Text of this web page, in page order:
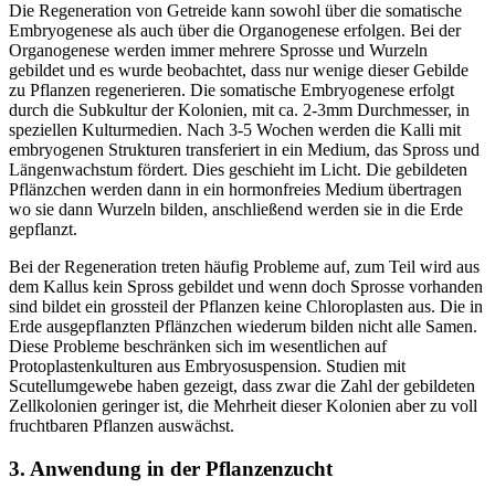
Die Regeneration von Getreide kann sowohl über die somatische
Embryogenese als auch über die Organogenese erfolgen. Bei der
Organogenese werden immer mehrere Sprosse und Wurzeln
gebildet und es wurde beobachtet, dass nur wenige dieser Gebilde
zu Pflanzen regenerieren. Die somatische Embryogenese erfolgt
durch die Subkultur der Kolonien, mit ca. 2-3mm Durchmesser, in
speziellen Kulturmedien. Nach 3-5 Wochen werden die Kalli mit
embryogenen Strukturen transferiert in ein Medium, das Spross und
Längenwachstum fördert. Dies geschieht im Licht. Die gebildeten
Pflänzchen werden dann in ein hormonfreies Medium übertragen
wo sie dann Wurzeln bilden, anschließend werden sie in die Erde
gepflanzt.
Bei der Regeneration treten häufig Probleme auf, zum Teil wird aus
dem Kallus kein Spross gebildet und wenn doch Sprosse vorhanden
sind bildet ein grossteil der Pflanzen keine Chloroplasten aus. Die in
Erde ausgepflanzten Pflänzchen wiederum bilden nicht alle Samen.
Diese Probleme beschränken sich im wesentlichen auf
Protoplastenkulturen aus Embryosuspension. Studien mit
Scutellumgewebe haben gezeigt, dass zwar die Zahl der gebildeten
Zellkolonien geringer ist, die Mehrheit dieser Kolonien aber zu voll
fruchtbaren Pflanzen auswächst.
3. Anwendung in der Pflanzenzucht